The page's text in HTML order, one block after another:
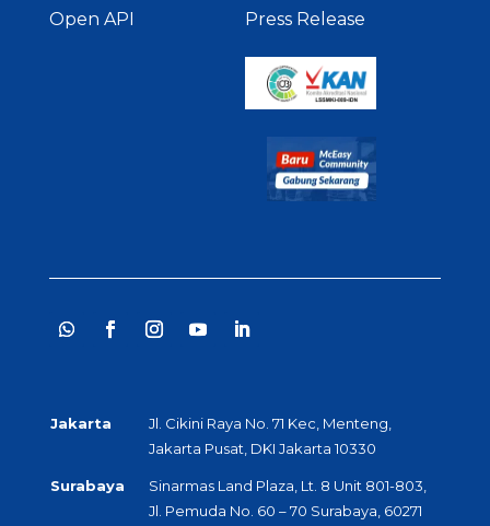
Open API Press Release
Jakarta
Jl. Cikini Raya No. 71 Kec, Menteng,
Jakarta Pusat, DKI Jakarta 10330
Surabaya
Sinarmas Land Plaza, Lt. 8 Unit 801-803,
Jl. Pemuda No. 60 – 70 Surabaya, 60271